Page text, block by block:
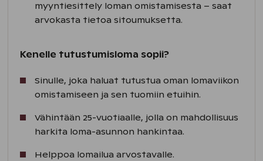
myyntiesittely loman omistamisesta – saat
arvokasta tietoa sitoumuksetta.
Kenelle tutustumisloma sopii?
Sinulle, joka haluat tutustua oman lomaviikon
omistamiseen ja sen tuomiin etuihin.
Vähintään 25-vuotiaalle, jolla on mahdollisuus
harkita loma-asunnon hankintaa.
Helppoa lomailua arvostavalle.